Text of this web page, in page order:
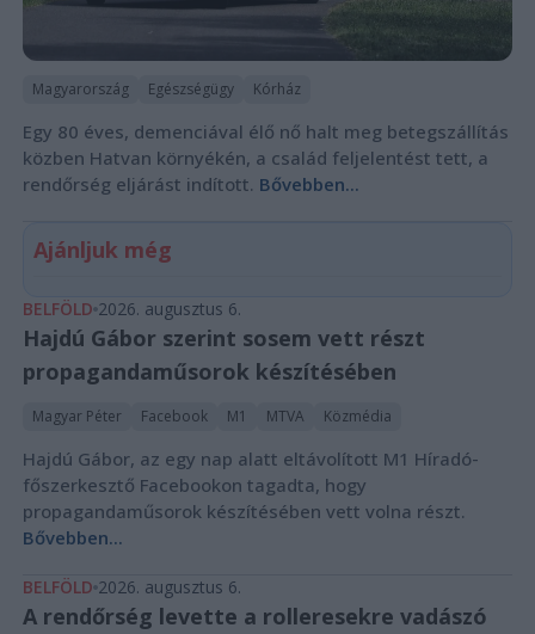
Magyarország Egészségügy Kórház
Egy 80 éves, demenciával élő nő halt meg betegszállítás
közben Hatvan környékén, a család feljelentést tett, a
rendőrség eljárást indított. Bővebben...
Ajánljuk még
BELFÖLD 2026. augusztus 6.
Hajdú Gábor szerint sosem vett részt
propagandaműsorok készítésében
Magyar Péter Facebook M1 MTVA Közmédia
Hajdú Gábor, az egy nap alatt eltávolított M1 Híradó-
főszerkesztő Facebookon tagadta, hogy
propagandaműsorok készítésében vett volna részt.
Bővebben...
BELFÖLD 2026. augusztus 6.
A rendőrség levette a rolleresekre vadászó